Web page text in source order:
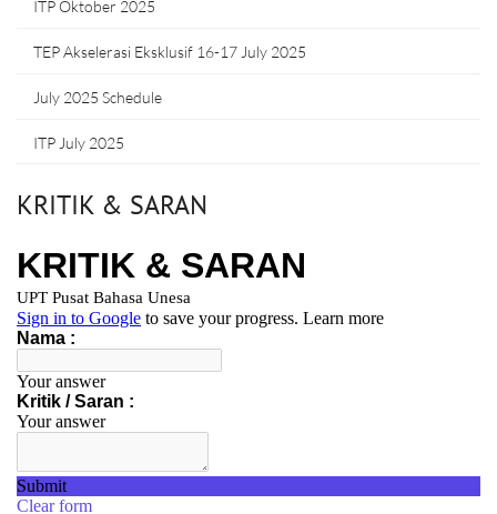
ITP Oktober 2025
TEP Akselerasi Eksklusif 16-17 July 2025
July 2025 Schedule
ITP July 2025
KRITIK & SARAN